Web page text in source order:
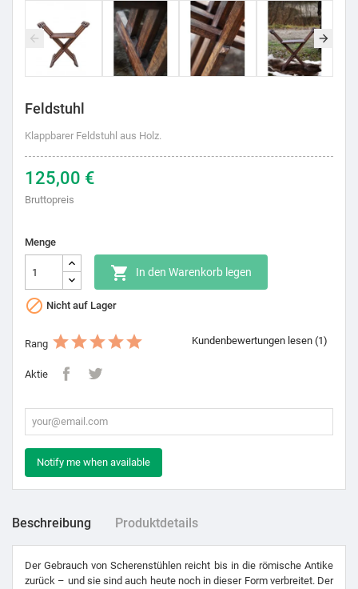
Feldstuhl
Klappbarer Feldstuhl aus Holz.
125,00 €
Bruttopreis
Menge
 In den Warenkorb legen
 Nicht auf Lager
Rang Kundenbewertungen lesen (1)
Aktie
Notify me when available
Beschreibung Produktdetails
Der Gebrauch von Scherenstühlen reicht bis in die römische Antike
zurück – und sie sind auch heute noch in dieser Form verbreitet. Der